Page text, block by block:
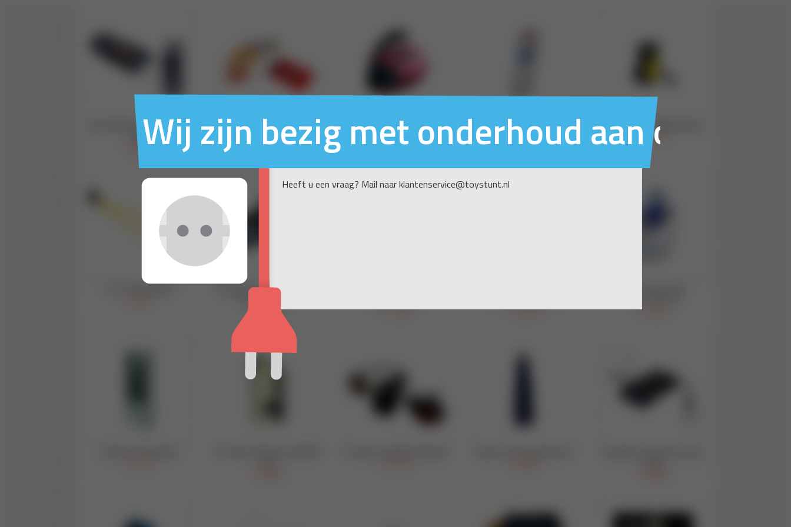
Wij zijn bezig met onderhoud aan ons
Heeft u een vraag? Mail naar klantenservice@toystunt.nl